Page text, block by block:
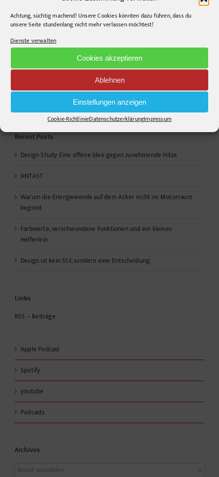
Achtung, süchtig machend! Unsere Cookies könnten dazu führen, dass du
unsere Seite stundenlang nicht mehr verlassen möchtest!
Dienste verwalten
Cookies akzeptieren
Ablehnen
Einstellungen anzeigen
Cookie-RichtlinieDatenschutzerklärungImpressum
Automatisierte
Wissenschaftsillustrationen
Wenn Geiz die
Die Kommentarfunktion wurde geschlossen.
Recent Posts
Design Study: Eine offene Idee gegen zunehmende Hitze
ANTAST
Warum die Energiewende auf dem Acker nicht im Motorraum
beginnt
Farbwerte, verschwundene Funktionen und ein kleines
Helferlein
Design ist kein Stil, sondern eine Entscheidung.
Links
RSS – Beiträge
Apple Podcast
Spotify
youtube
Podcasts
Archives
Archives